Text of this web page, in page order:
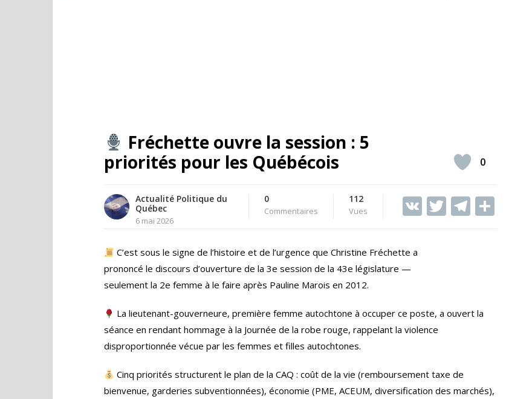
Fréchette ouvre la session : 5
priorités pour les Québécois
Actualité Politique du
Québec
6 mai 2026
0
Commentaires
112
Vues V T T
0
C’est sous le signe de l’histoire et de l’urgence que Christine Fréchette a
prononcé le discours d’ouverture de la 3e session de la 43e législature —
seulement la 2e femme à le faire après Pauline Marois en 2012.
La lieutenant-gouverneure, première femme autochtone à occuper ce poste, a ouvert la
séance en rendant hommage à la Journée de la robe rouge, rappelant la violence
disproportionnée vécue par les femmes et filles autochtones.
Cinq priorités structurent le plan de la CAQ : coût de la vie (remboursement taxe de
bienvenue, garderies subventionnées), économie (PME, ACEUM, diversification des marchés),